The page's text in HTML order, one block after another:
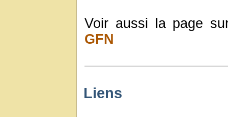
Voir aussi la page
GFN
Liens